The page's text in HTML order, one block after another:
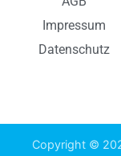
Impressum
Datenschutz
Copyright ©